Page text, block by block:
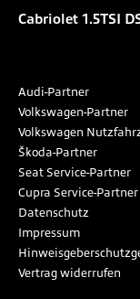
Cabriolet 1.5TSI
Audi-Partner
Volkswagen-Partner
Volkswagen
Škoda-Partner
Seat Service-Partner
Cupra Service-Partner
Datenschutz
Impressum
Vertrag widerrufen